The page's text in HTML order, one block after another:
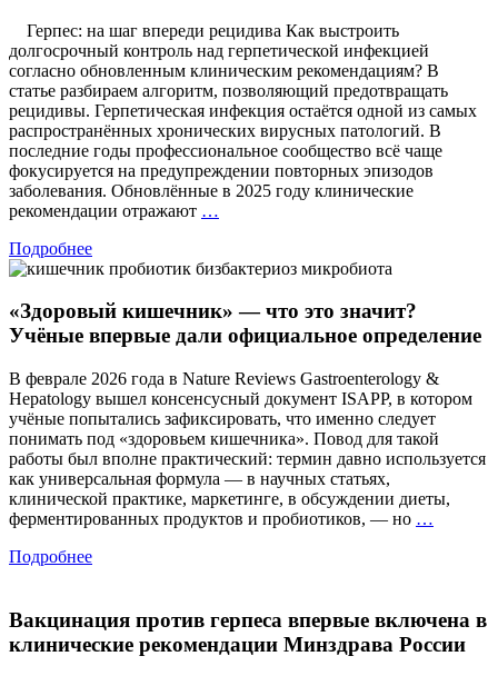
Герпес: на шаг впереди рецидива Как выстроить
долгосрочный контроль над герпетической инфекцией
согласно обновленным клиническим рекомендациям? В
статье разбираем алгоритм, позволяющий предотвращать
рецидивы. Герпетическая инфекция остаётся одной из самых
распространённых хронических вирусных патологий. В
последние годы профессиональное сообщество всё чаще
фокусируется на предупреждении повторных эпизодов
заболевания. Обновлённые в 2025 году клинические
рекомендации отражают …
впереди
Подробнее
«Здоровый кишечник» — что это значит?
Учёные впервые дали официальное определение
В феврале 2026 года в Nature Reviews Gastroenterology &
Hepatology вышел консенсусный документ ISAPP, в котором
учёные попытались зафиксировать, что именно следует
понимать под «здоровьем кишечника». Повод для такой
работы был вполне практический: термин давно используется
как универсальная формула — в научных статьях,
клинической практике, маркетинге, в обсуждении диеты,
ферментированных продуктов и пробиотиков, — но …
значит?
Учёные
впервые
Подробнее
Вакцинация против герпеса впервые включена в
клинические рекомендации Минздрава России